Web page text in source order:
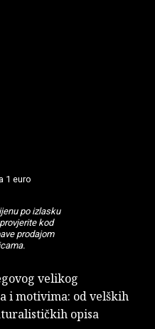
1 euro
po izlasku
kod
prodajom
velikog
i motivima: od velških
opisa